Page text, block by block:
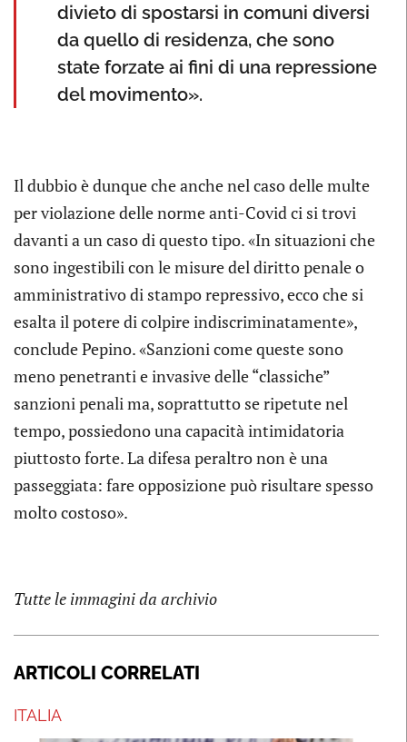
divieto di spostarsi in comuni diversi
da quello di residenza, che sono
state forzate ai fini di una repressione
del movimento».
Il dubbio è dunque che anche nel caso delle multe
per violazione delle norme anti-Covid ci si trovi
davanti a un caso di questo tipo. «In situazioni che
sono ingestibili con le misure del diritto penale o
amministrativo di stampo repressivo, ecco che si
esalta il potere di colpire indiscriminatamente»,
conclude Pepino. «Sanzioni come queste sono
meno penetranti e invasive delle “classiche”
sanzioni penali ma, soprattutto se ripetute nel
tempo, possiedono una capacità intimidatoria
piuttosto forte. La difesa peraltro non è una
passeggiata: fare opposizione può risultare spesso
molto costoso».
Tutte le immagini da archivio
ARTICOLI CORRELATI
ITALIA